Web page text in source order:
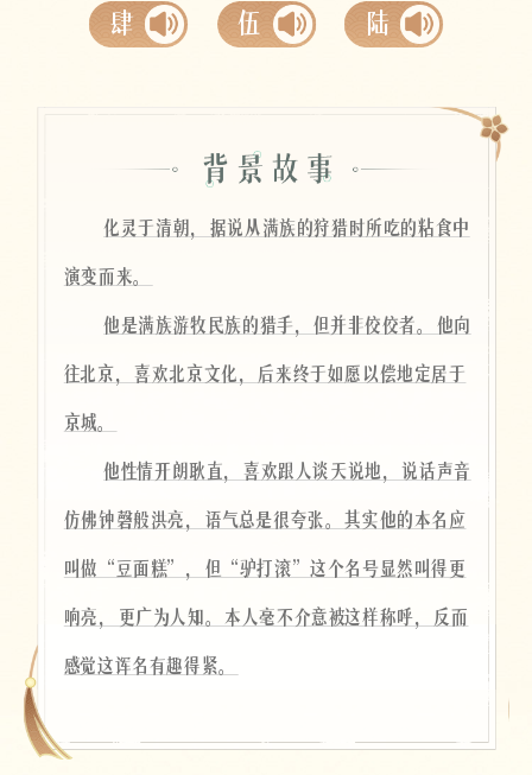
肆
伍 陆
化灵于清朝，据说从满族的狩猎时所吃的粘食中
演变而来。
他是满族游牧民族的猎手，但并非佼佼者。他向
往北京，喜欢北京文化，后来终于如愿以偿地定居于
京城。
他性情开朗耿直，喜欢跟人谈天说地，说话声音
仿佛钟磬般洪亮，语气总是很夸张。其实他的本名应
叫做“豆面糕”，但“驴打滚”这个名号显然叫得更
响亮，更广为人知。本人毫不介意被这样称呼，反而
感觉这诨名有趣得紧。